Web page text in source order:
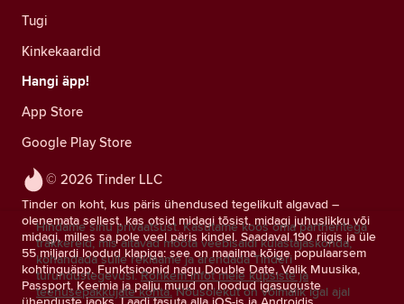
© 2026 Tinder LLC
Tinder on koht, kus päris ühendused tegelikult algavad –
olenemata sellest, kas otsid midagi tõsist, midagi juhuslikku või
midagi, milles sa pole veel päris kindel. Saadaval 190 riigis ja üle
55 miljardi loodud klapiga: see on maailma kõige populaarsem
kohtinguäpp. Funktsioonid nagu Double Date, Valik Muusika,
Passport, Keemia ja palju muud on loodud igasuguste
Tugi
Kinkekaardid
Hangi äpp!
App Store
Google Play Store
Hindame sinu privaatsust. Kasutame koos oma partneritega
träkkereid, mis aitavad mõõta veebisaidi külastajaskonda,
kohandada sulle reklaame ja arendada Tinderi
turundustegevusi. Rohkem infot meie küpsiste ja
teenusepakkujate kohta. Nõusolekut on võimalik igal ajal